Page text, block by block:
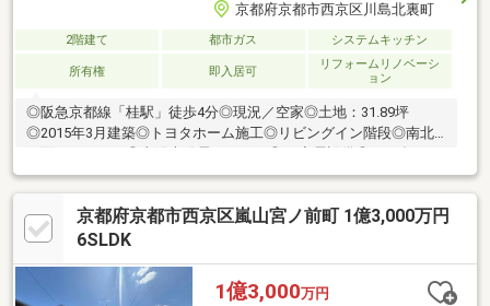
京都府京都市西京区川島北裏町
2階建て 都市ガス システムキッチン
所有権 即入居可
リフォームリノベーシ
ョン
◎阪急京都線「桂駅」徒歩4分◎現況／空家◎土地：31.89坪
◎2015年3月建築◎トヨタホーム施工◎リビングイン階段◎南北
改装済・全室クロス貼替え・トイレ入替（温水洗浄機能付）・機
能門柱設置・ハウスクリーニング等
京都府京都市西京区嵐山宮ノ前町 1億3,000万円
6SLDK
1億3,000万円